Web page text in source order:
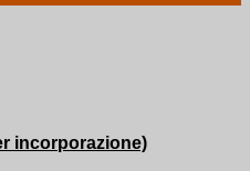
incorporazione)